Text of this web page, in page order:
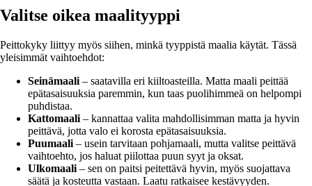
Valitse oikea maalityyppi
Peittokyky liittyy myös siihen, minkä tyyppistä maalia käytät. Tässä
yleisimmät vaihtoehdot:
Seinämaali – saatavilla eri kiiltoasteilla. Matta maali peittää
epätasaisuuksia paremmin, kun taas puolihimmeä on helpompi
puhdistaa.
Kattomaali – kannattaa valita mahdollisimman matta ja hyvin
peittävä, jotta valo ei korosta epätasaisuuksia.
Puumaali – usein tarvitaan pohjamaali, mutta valitse peittävä
vaihtoehto, jos haluat piilottaa puun syyt ja oksat.
Ulkomaali – sen on paitsi peitettävä hyvin, myös suojattava
säätä ja kosteutta vastaan. Laatu ratkaisee kestävyyden.